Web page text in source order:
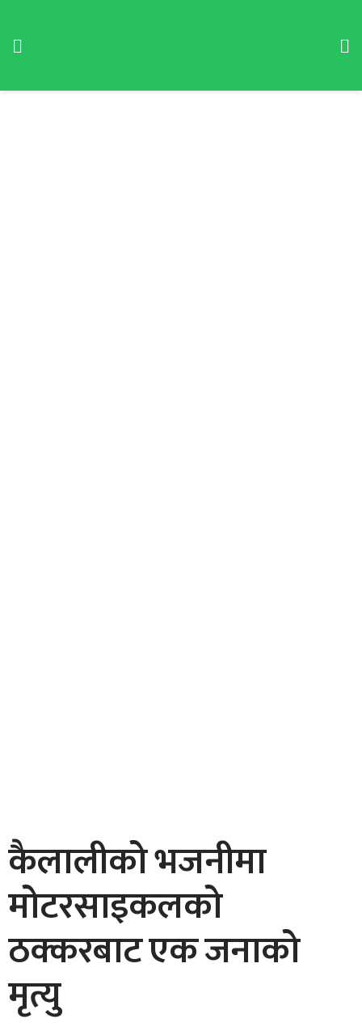
कैलालीको भजनीमा
मोटरसाइकलको
ठक्करबाट एक जनाको
मृत्यु